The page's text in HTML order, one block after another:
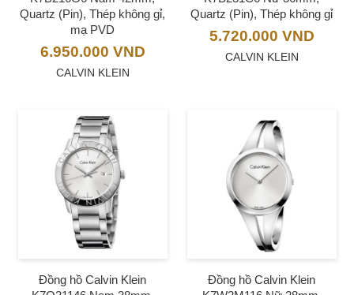
Quartz (Pin), Thép không gỉ,
mạ PVD
6.950.000 VND
CALVIN KLEIN
Quartz (Pin), Thép không gỉ
5.720.000 VND
CALVIN KLEIN
Đồng hồ Calvin Klein
Đồng hồ Calvin Klein